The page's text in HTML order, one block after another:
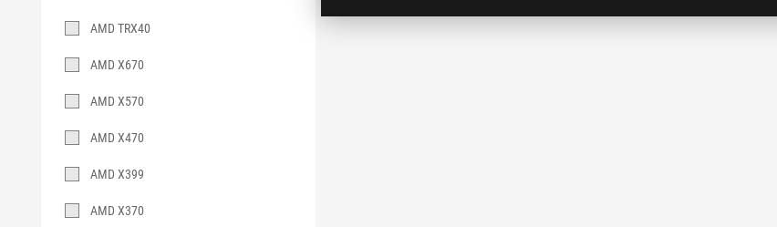
AMD TRX40
AMD X670
AMD X570
AMD X470
AMD X399
AMD X370